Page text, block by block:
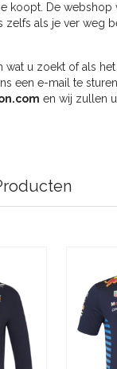
koopt. De webshop
zelfs als je ver weg
wat u zoekt of als
een e-mail te
en wij zullen